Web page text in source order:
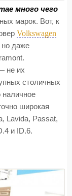
много чего
марок. Вот, к
Volkswagen
но даже
не их
столичных
наличное
широкая
Lavida, Passat,
и ID.6.